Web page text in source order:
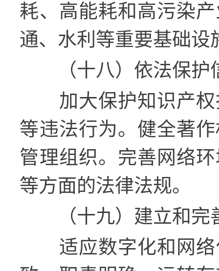
耗、高能耗和高污染
通、水利等重要基础设
（十八）依法保
加大保护知识产
等违法行为。健全著
管理组织。完善网络
等方面的法律法规。
（十九）建立和
适应数字化和网